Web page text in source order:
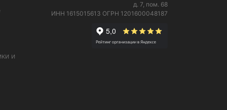
и
д. 7, пом. 68
ИНН 1615015613 ОГРН 1201600048187